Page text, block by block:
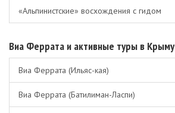
«Альпинистские» восхождения с гидом
Виа Феррата и активные туры в Крыму
Виа Феррата (Ильяс-кая)
Виа Феррата (Батилиман-Ласпи)